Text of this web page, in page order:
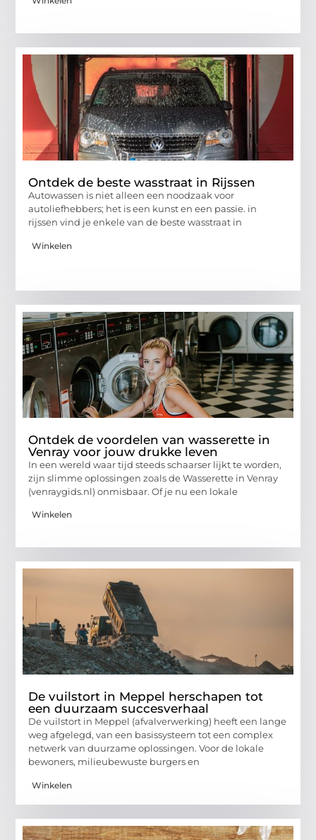
Ontdek de beste wasstraat in Rijssen
Autowassen is niet alleen een noodzaak voor
autoliefhebbers; het is een kunst en een passie. in
rijssen vind je enkele van de beste wasstraat in
Winkelen
Ontdek de voordelen van wasserette in
Venray voor jouw drukke leven
In een wereld waar tijd steeds schaarser lijkt te worden,
zijn slimme oplossingen zoals de Wasserette in Venray
(venraygids.nl) onmisbaar. Of je nu een lokale
Winkelen
De vuilstort in Meppel herschapen tot
een duurzaam succesverhaal
De vuilstort in Meppel (afvalverwerking) heeft een lange
weg afgelegd, van een basissysteem tot een complex
netwerk van duurzame oplossingen. Voor de lokale
bewoners, milieubewuste burgers en
Winkelen